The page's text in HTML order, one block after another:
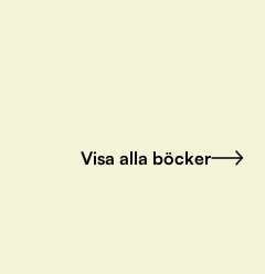
Visa alla böcker